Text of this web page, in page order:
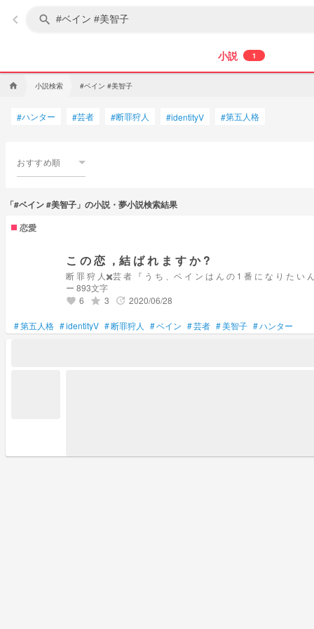
keyboard_arrow_left search
小説 1
home 小説検索 #ベイン #美智子
#ハンター #芸者 #断罪狩人 #identityV #第五人格
おすすめ順
「#ベイン #美智子」の小説・夢小説検索結果
恋愛
こ の 恋 ，結 ば れ ま す か ?
ー 893文字
favorite 6 grade 3 update 2020/06/28
#第五人格 #identityV #断罪狩人 #ベイン #芸者 #美智子 #ハンター